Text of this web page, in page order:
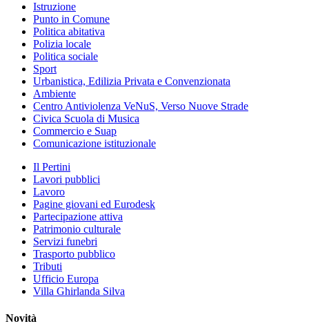
Istruzione
Punto in Comune
Politica abitativa
Polizia locale
Politica sociale
Sport
Urbanistica, Edilizia Privata e Convenzionata
Ambiente
Centro Antiviolenza VeNuS, Verso Nuove Strade
Civica Scuola di Musica
Commercio e Suap
Comunicazione istituzionale
Il Pertini
Lavori pubblici
Lavoro
Pagine giovani ed Eurodesk
Partecipazione attiva
Patrimonio culturale
Servizi funebri
Trasporto pubblico
Tributi
Ufficio Europa
Villa Ghirlanda Silva
Novità